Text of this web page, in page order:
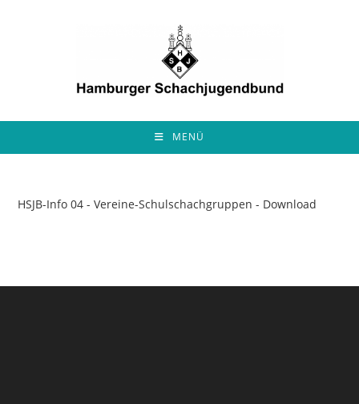
MENÜ
HSJB-Info 04 - Vereine-Schulschachgruppen - Download